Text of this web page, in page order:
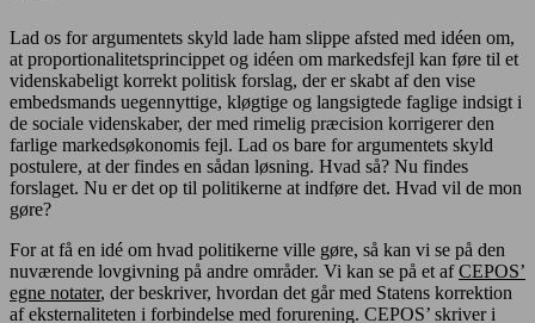
Lad os for argumentets skyld lade ham slippe afsted med idéen om,
at proportionalitetsprincippet og idéen om markedsfejl kan føre til et
videnskabeligt korrekt politisk forslag, der er skabt af den vise
embedsmands uegennyttige, kløgtige og langsigtede faglige indsigt i
de sociale videnskaber, der med rimelig præcision korrigerer den
farlige markedsøkonomis fejl. Lad os bare for argumentets skyld
postulere, at der findes en sådan løsning. Hvad så? Nu findes
forslaget. Nu er det op til politikerne at indføre det. Hvad vil de mon
gøre?
For at få en idé om hvad politikerne ville gøre, så kan vi se på den
nuværende lovgivning på andre områder. Vi kan se på et afCEPOS’
egne notater, der beskriver, hvordan det går med Statens korrektion
af eksternaliteten i forbindelse med forurening. CEPOS’ skriver i